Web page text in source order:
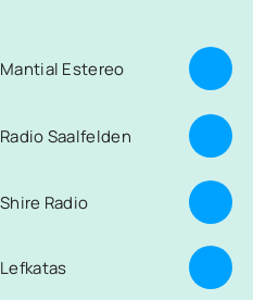
Mantial Estereo
Radio Saalfelden
Shire Radio
Lefkatas